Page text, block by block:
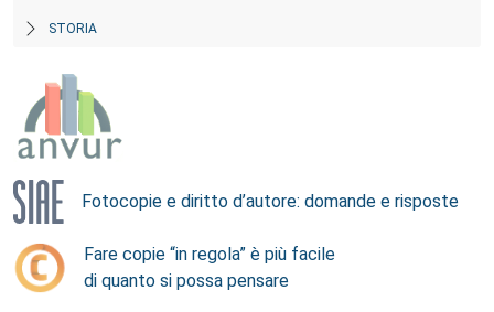
STORIA
Fotocopie e diritto d’autore: domande e risposte
Fare copie “in regola” è più facile
di quanto si possa pensare